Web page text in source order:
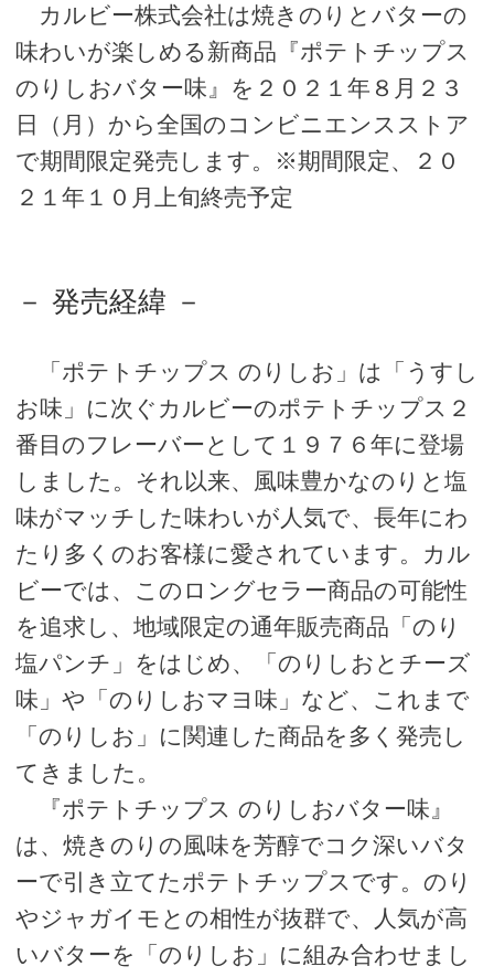
カルビー株式会社は焼きのりとバターの
味わいが楽しめる新商品『ポテトチップス
のりしおバター味』を２０２１年８月２３
日（月）から全国のコンビニエンスストア
で期間限定発売します。※期間限定、２０
２１年１０月上旬終売予定
－ 発売経緯 －
「ポテトチップス のりしお」は「うすし
お味」に次ぐカルビーのポテトチップス２
番目のフレーバーとして１９７６年に登場
しました。それ以来、風味豊かなのりと塩
味がマッチした味わいが人気で、長年にわ
たり多くのお客様に愛されています。カル
ビーでは、このロングセラー商品の可能性
を追求し、地域限定の通年販売商品「のり
塩パンチ」をはじめ、「のりしおとチーズ
味」や「のりしおマヨ味」など、これまで
「のりしお」に関連した商品を多く発売し
てきました。
『ポテトチップス のりしおバター味』
は、焼きのりの風味を芳醇でコク深いバタ
ーで引き立てたポテトチップスです。のり
やジャガイモとの相性が抜群で、人気が高
いバターを「のりしお」に組み合わせまし